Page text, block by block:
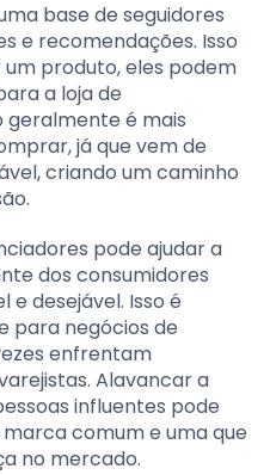
base de seguidores
e recomendações. Isso
produto, eles podem
a loja de
geralmente é mais
já que vem de
criando um caminho
pode ajudar a
dos consumidores
desejável. Isso é
para negócios de
enfrentam
Alavancar a
influentes pode
comum e uma que
no mercado.